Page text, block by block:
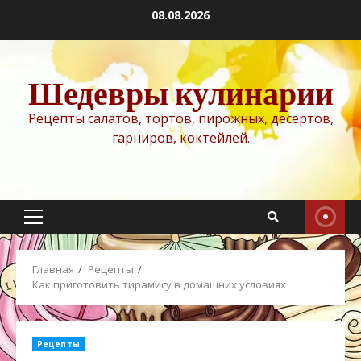
содержимому
08.08.2026
Шедевры кулинарии
Рецепты салатов, тортов, пирожных, десертов,
гарниров, коктейлей.
Основное
меню
Главная
Рецепты
Как приготовить тирамису в домашних условиях
Рецепты